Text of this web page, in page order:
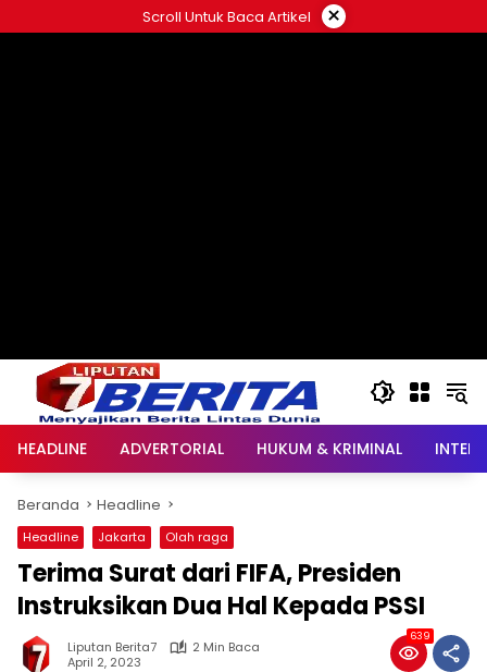
ke
Scroll Untuk Baca Artikel ×
HEADLINE ADVERTORIAL HUKUM & KRIMINAL
Beranda Headline
Headline Jakarta Olah raga
Terima Surat dari FIFA, Presiden
Instruksikan Dua Hal Kepada PSSI
Liputan Berita7
2 Min Baca
April 2, 2023
639